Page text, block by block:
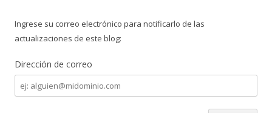
rIngrese su correo electrónico para notificarlo de las
actualizaciones de este blog:
Dirección de correo
Dirección
de
correo